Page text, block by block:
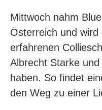
Mittwoch nahm
Österreich und
erfahrenen
Albrecht Starke
haben. So findet
den Weg zu einer